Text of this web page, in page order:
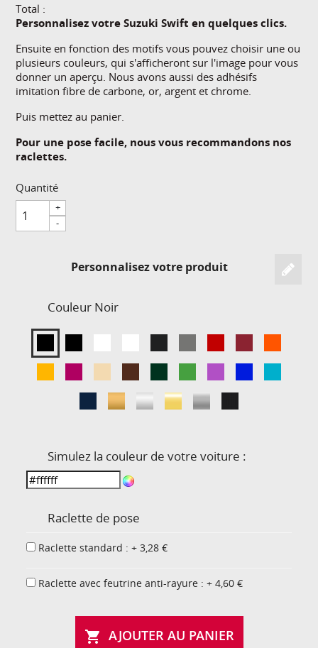
Total :
Personnalisez votre Suzuki Swift en quelques clics.
Ensuite en fonction des motifs vous pouvez choisir une ou
plusieurs couleurs, qui s'afficheront sur l'image pour vous
donner un aperçu. Nous avons aussi des adhésifs
imitation fibre de carbone, or, argent et chrome.
Puis mettez au panier.
Pour une pose facile, nous vous recommandons nos
raclettes.
Quantité
+
-
Personnalisez votre produit
Couleur Noir
Simulez la couleur de votre voiture :
Raclette de pose
Raclette standard : + 3,28 €
Raclette avec feutrine anti-rayure : + 4,60 €
 AJOUTER AU PANIER